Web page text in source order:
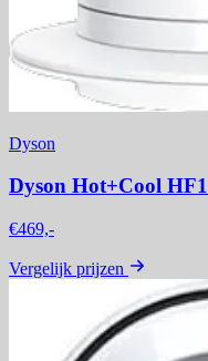
Dyson
Dyson Hot+Cool HF1
€469,-
Vergelijk prijzen